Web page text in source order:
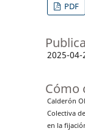
PDF
2025-04-
Cómo
Calderón
Colectiva
en la